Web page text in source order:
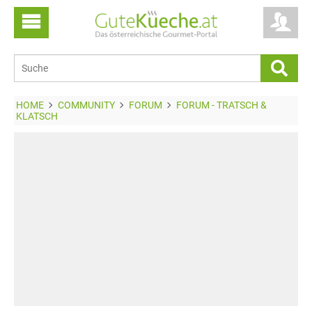
HOME COMMUNITY FORUM
FORUM - TRATSCH &
KLATSCH